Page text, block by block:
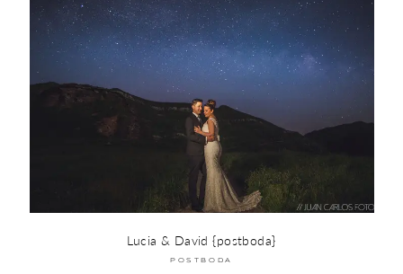
Lucia & David {postboda}
POSTBODA